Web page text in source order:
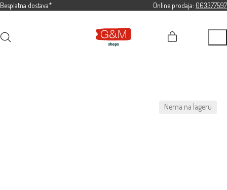
Besplatna dostava* Online prodaja: 063377597
Nema na lageru